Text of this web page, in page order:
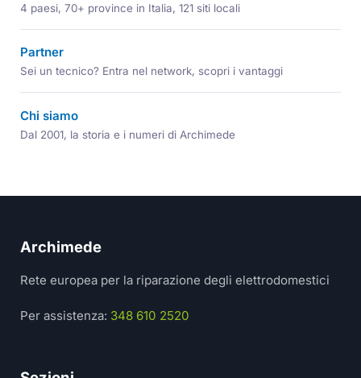
4 paesi, 70+ province in Italia, 121 siti locali
Partner
Sei un tecnico? Entra nel network, scopri i vantaggi
Chi siamo
Dal 2001, la storia e i numeri di Archimede
Archimede
Rete europea per la riparazione degli elettrodomestici
Per assistenza: 348 610 2520